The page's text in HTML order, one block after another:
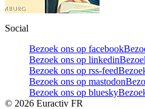
Social
Bezoek ons op facebook
Bezoek ons op linkedin
Bezoek ons op rss-feed
Bezoek ons op mastodon
Bezoek ons op bluesky
© 2026 Euractiv FR